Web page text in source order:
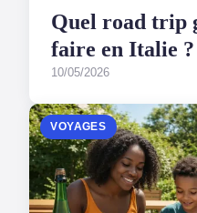
Quel road trip
faire en Italie ?
10/05/2026
VOYAGES